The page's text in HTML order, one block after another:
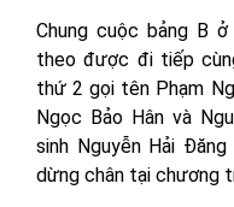
Chung cuộc bảng B
theo được đi tiếp
thứ 2 gọi tên Phạm
Ngọc Bảo Hân và
sinh Nguyễn Hải
dừng chân tại chương